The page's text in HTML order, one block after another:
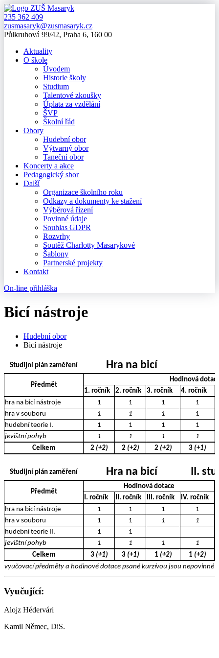
235 362 409
zusmasaryk@zusmasaryk.cz
Půlkruhová 99/42, Praha 6, 160 00
Aktuality
O škole
Úvodem
Historie školy
Studium
Talentové zkoušky
Úplata za vzdělání
ŠVP
Školní řád
Obory
Hudební obor
Výtvarný obor
Taneční obor
Koncerty a akce
Pedagogický sbor
Další
Organizace školního roku
Odkazy a dokumenty ke stažení
Výběrová řízení
Povinné údaje
Souhlas GDPR
Rozvrhy
Soutěž Charlotty Masarykové
Šablony
Partnerské projekty
Kontakt
On-line přihláška
Bicí nástroje
Hudební obor
Bicí nástroje
Studijní plán zaměření Hra na bicí
Předmět
Hodinová
1. ročník
2. ročník 3. ročník 4. ročník
hra na bicí nástroje
1 1 1
1
hra v souboru
1 1 1
1
hudební teorie I.
1 1 1
1
jevištní pohyb
1 1 1
1
Celkem
2 (+2) 2 (+2) 2 (+2) 3 (+1)
Studijní plán zaměření Hra na bicí II.
Předmět
Hodinová dotace
I. ročník
II. ročník III. ročník
IV. ročník
hra na bicí nástroje
1 1 1
1
hra v souboru
1 1 1
1
hudební teorie II.
1
1
jevištní pohyb
1 1 1
1
Celkem
3 (+1) 3 (+1) 1 (+2) 1 (+2)
vyučovací předměty a hodinové dotace psané kurzívou jsou nepovinné
Vyučující:
Alojz Hédervári
Kamil Němec, DiS.